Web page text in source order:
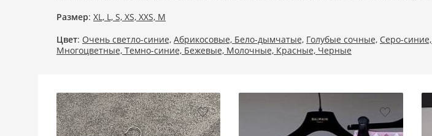
Размер: XL, L, S, XS, XXS, M
Цвет: Очень светло-синие, Абрикосовые, Бело-дымчатые, Голубые сочные, Серо-синие,
Многоцветные, Темно-синие, Бежевые, Молочные, Красные, Черные